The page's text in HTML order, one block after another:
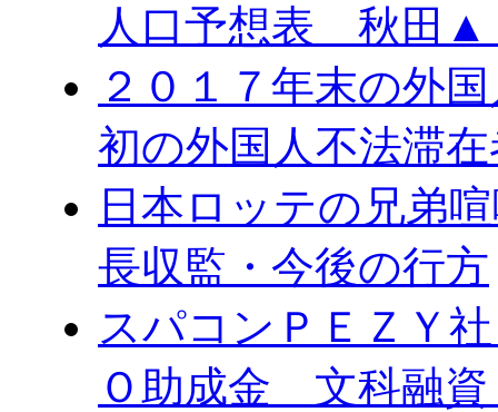
人口予想表 秋田▲
２０１７年末の外
初の外国人不法滞
日本ロッテの兄弟
長収監・今後の行方
スパコンＰＥＺＹ
Ｏ助成金 文科融